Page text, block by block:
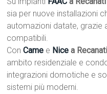
sia per nuove installazioni
automazioni datate,
compatibili.
ConCame e Nice a Recanati
ambito residenziale e
integrazioni domotiche e
sistemi più moderni.